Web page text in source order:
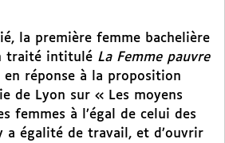
la première femme bachelière
traité intitulé La Femme pauvre
en réponse à la proposition
de Lyon sur « Les moyens
femmes à l’égal de celui des
a égalité de travail, et d’ouvrir